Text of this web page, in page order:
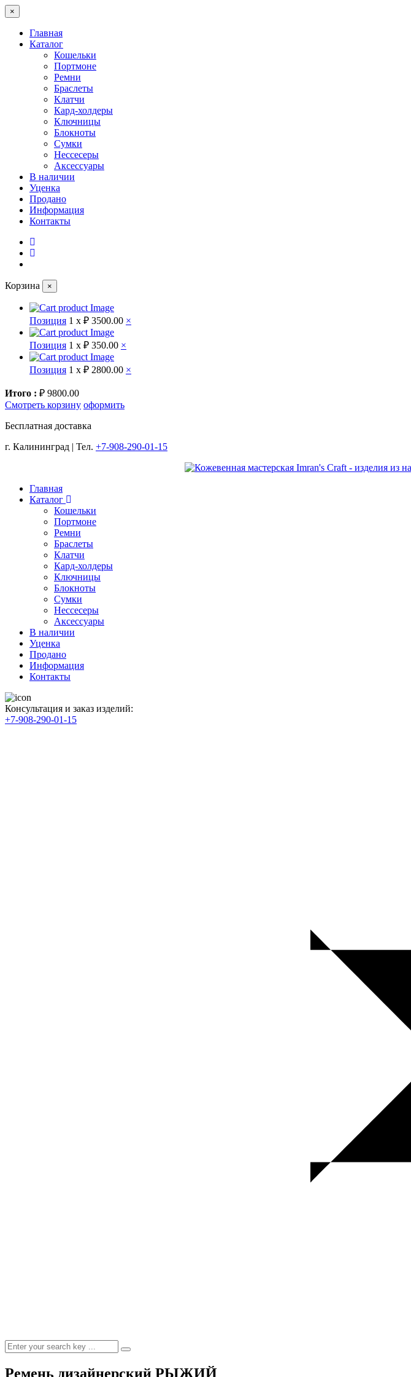
×
Главная
Каталог
Кошельки
Портмоне
Ремни
Браслеты
Клатчи
Кард-холдеры
Ключницы
Блокноты
Сумки
Нессесеры
Аксессуары
В наличии
Уценка
Продано
Информация
Контакты
Корзина ×
Позиция 1 x ₽ 3500.00 ×
Позиция 1 x ₽ 350.00 ×
Позиция 1 x ₽ 2800.00 ×
Итого : ₽ 9800.00
Смотреть корзину оформить
Бесплатная доставка
г. Калининград | Тел. +7-908-290-01-15
Главная
Каталог
Кошельки
Портмоне
Ремни
Браслеты
Клатчи
Кард-холдеры
Ключницы
Блокноты
Сумки
Нессесеры
Аксессуары
В наличии
Уценка
Продано
Информация
Контакты
Консультация и заказ изделий:
+7-908-290-01-15
Ремень дизайнерский РЫЖИЙ